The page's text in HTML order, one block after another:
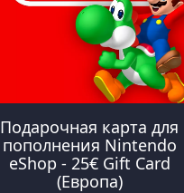
Подарочная карта для
пополнения Nintendo
eShop - 25€ Gift Card
(Европа)